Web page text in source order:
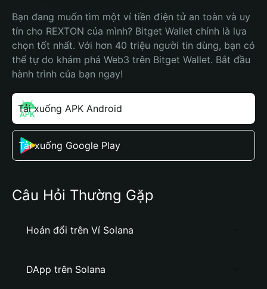
Bạn đang muốn tìm một ví tiền điện tử an toàn và uy
tín cho REXTON của mình? Bitget Wallet chính là lựa
chọn tốt nhất. Với hơn 40 triệu người tin dùng, bạn có
thể tự do khám phá Web3 trên Bitget Wallet. Bắt đầu
hành trình của bạn ngay!
Tải xuống APK Android
Tải xuống Google Play
Câu Hỏi Thường Gặp
Hoán đổi trên Ví Solana
DApp trên Solana